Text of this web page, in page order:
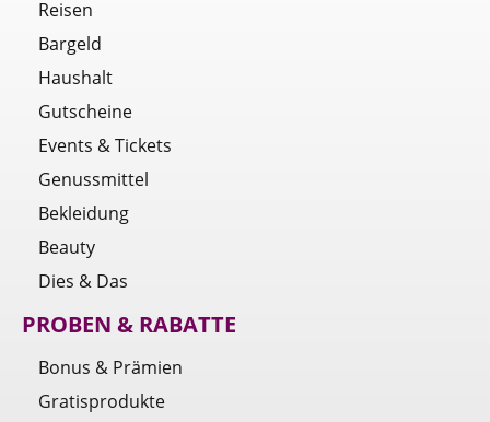
Reisen
Bargeld
Haushalt
Gutscheine
Events & Tickets
Genussmittel
Bekleidung
Beauty
Dies & Das
PROBEN & RABATTE
Bonus & Prämien
Gratisprodukte